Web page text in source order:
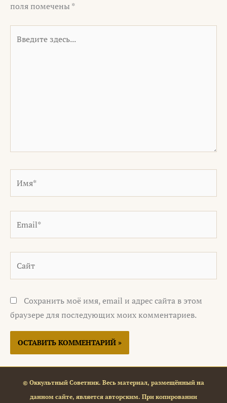
поля помечены *
здесь...
Сохранить моё имя, email и адрес сайта в этом
браузере для последующих моих комментариев.
© Оккультный Советник. Весь материал, размещённый на
данном сайте, является авторским. При копировании